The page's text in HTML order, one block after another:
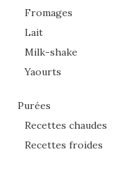
Fromages
Lait
Milk-shake
Yaourts
Purées
Recettes chaudes
Recettes froides